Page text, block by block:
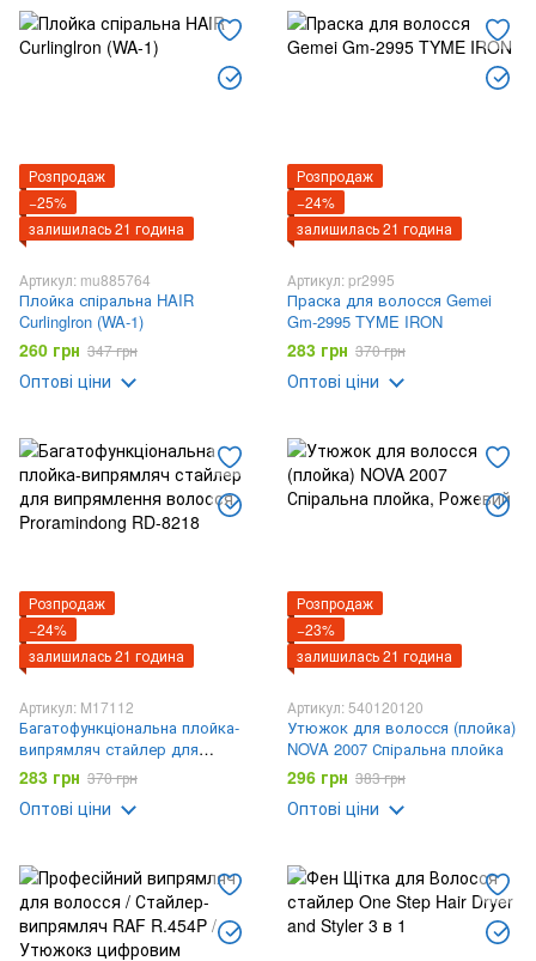
Розпродаж
−25%
залишилась 21 година
Артикул: mu885764
Плойка спіральна HAIR
Curlinglron (WA-1)
260 грн 347 грн
Оптові ціни
Розпродаж
−24%
залишилась 21 година
Артикул: pr2995
Праска для волосся Gemei
Gm-2995 TYME IRON
283 грн 370 грн
Оптові ціни
Розпродаж
−24%
залишилась 21 година
Артикул: M17112
Багатофункціональна плойка-
випрямляч стайлер для
випрямлення волосся
Proramindong RD-8218
283 грн 370 грн
Оптові ціни
Розпродаж
−23%
залишилась 21 година
Артикул: 540120120
Утюжок для волосся (плойка)
NOVA 2007 Спіральна плойка
296 грн 383 грн
Оптові ціни